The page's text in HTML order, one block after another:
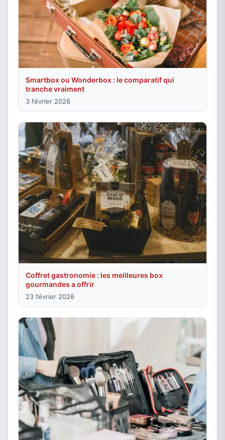
Smartbox ou Wonderbox : le comparatif qui
tranche vraiment
3 février 2026
Coffret gastronomie : les meilleures box
gourmandes a offrir
23 février 2026